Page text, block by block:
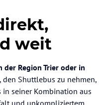
weit
der Region Trier oder in
den Shuttlebus zu nehmen,
seiner Kombination aus
und unkompliziertem